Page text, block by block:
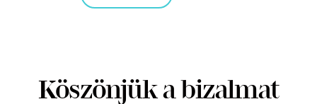
Köszönjük a bizalmat